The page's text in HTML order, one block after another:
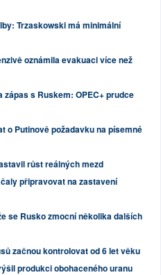
Trzaskowski má minimální
oznámila evakuaci více než
zápas s Ruskem: OPEC+ prudce
o Putinově požadavku na písemné
růst reálných mezd
připravovat na zastavení
se Rusko zmocní několika dalších
začnou kontrolovat od 6 let věku
produkci obohaceného uranu